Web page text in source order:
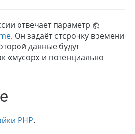
отвечает параметр
. Он задаёт отсрочку времени
данные будут
«мусор» и потенциально
PHP.